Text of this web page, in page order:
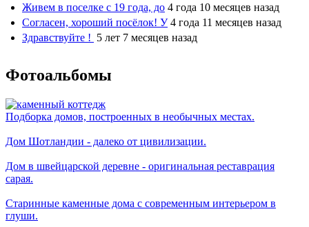
Живем в поселке с 19 года, до 4 года 10 месяцев назад
Согласен, хороший посёлок! У 4 года 11 месяцев назад
Здравствуйте ! 5 лет 7 месяцев назад
Фотоальбомы
Подборка домов, построенных в необычных местах.
Дом Шотландии - далеко от цивилизации.
Дом в швейцарской деревне - оригинальная реставрация
сарая.
Старинные каменные дома с современным интерьером в
глуши.